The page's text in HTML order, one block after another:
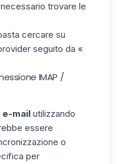
trovare le
cercare su
seguito da «
IMAP /
e-mail utilizzando
essere
o
per